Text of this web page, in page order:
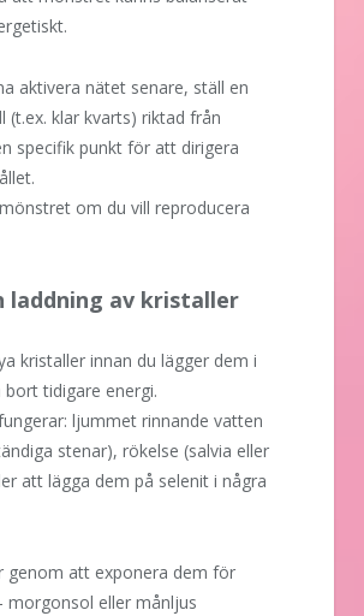
aktivera nätet senare, ställ en
(t.ex. klar kvarts) riktad från
specifik punkt för att dirigera
om du vill reproducera
laddning av kristaller
kristaller innan du lägger dem i
tidigare energi.
ljummet rinnande vatten
stenar), rökelse (salvia eller
att lägga dem på selenit i några
genom att exponera dem för
eller månljus